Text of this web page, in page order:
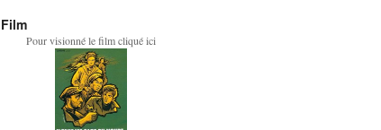
Film
Pour visionné le film cliqué ici